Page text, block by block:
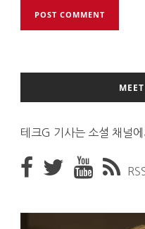
테크G 기사는 소셜 채널